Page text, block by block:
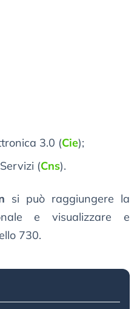
3.0 (Cie);
(Cns).
si può raggiungere la
e visualizzare e
730.